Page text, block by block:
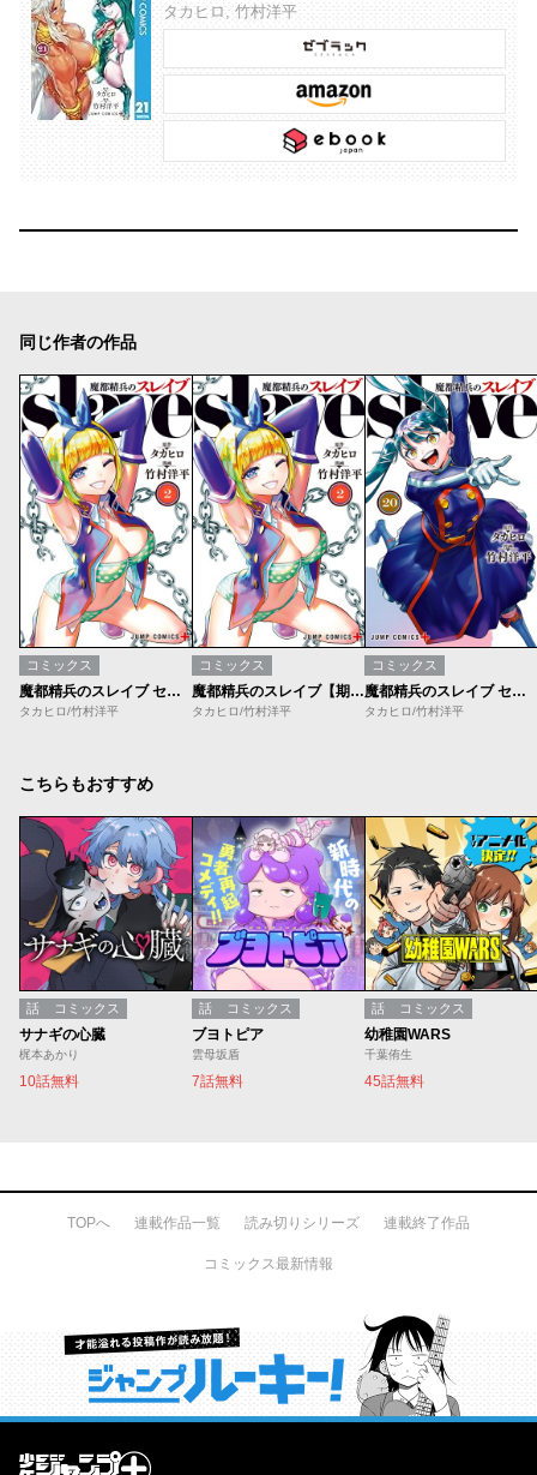
タカヒロ, 竹村洋平
同じ作者の作品
コミックス
魔都精兵のスレイブ セミカラー版【期間限定無料】
タカヒロ/竹村洋平
コミックス
魔都精兵のスレイブ【期間限定無料】
タカヒロ/竹村洋平
コミックス
魔都精兵のスレイブ セミカラー版
タカヒロ/竹村洋平
こちらもおすすめ
話 コミックス
サナギの心臓
梶本あかり
10話無料
話 コミックス
ブヨトピア
雲母坂盾
7話無料
話 コミックス
幼稚園WARS
千葉侑生
45話無料
TOPへ 連載作品一覧 読み切りシリーズ 連載終了作品
コミックス最新情報
才能溢れる投稿作が読み放題！ ジャンプルーキー！